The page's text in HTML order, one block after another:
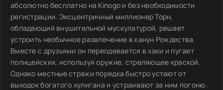
абсолютно бесплатно на Kinogo и без необходимости
регистрации. Эксцентричный миллионер Торн,
обладающий внушительной мускулатурой, решает
устроить необычное развлечение в канун Рождества.
Вместе с друзьями он переодевается в хаки и пугает
полицейских, используя оружие, стреляющее краской.
Однако местные стражи порядка быстро устают от
выходок богатого хулигана и устраивают за ним погоню.